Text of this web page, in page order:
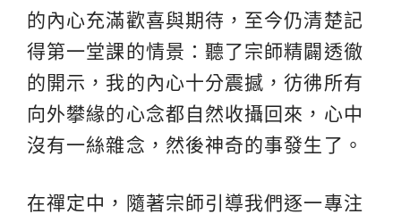
的內心充滿歡喜與期待，至今仍清楚記
得第一堂課的情景：聽了宗師精闢透徹
的開示，我的內心十分震撼，彷彿所有
向外攀緣的心念都自然收攝回來，心中
沒有一絲雜念，然後神奇的事發生了。
在禪定中，隨著宗師引導我們逐一專注